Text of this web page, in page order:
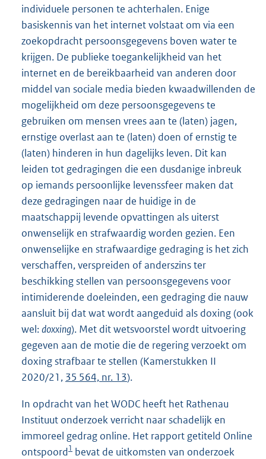
individuele personen te achterhalen. Enige
basiskennis van het internet volstaat om via een
zoekopdracht persoonsgegevens boven water te
krijgen. De publieke toegankelijkheid van het
internet en de bereikbaarheid van anderen door
middel van sociale media bieden kwaadwillenden de
mogelijkheid om deze persoonsgegevens te
gebruiken om mensen vrees aan te (laten) jagen,
ernstige overlast aan te (laten) doen of ernstig te
(laten) hinderen in hun dagelijks leven. Dit kan
leiden tot gedragingen die een dusdanige inbreuk
op iemands persoonlijke levenssfeer maken dat
deze gedragingen naar de huidige in de
maatschappij levende opvattingen als uiterst
onwenselijk en strafwaardig worden gezien. Een
onwenselijke en strafwaardige gedraging is het zich
verschaffen, verspreiden of anderszins ter
beschikking stellen van persoonsgegevens voor
intimiderende doeleinden, een gedraging die nauw
aansluit bij dat wat wordt aangeduid als doxing (ook
wel:doxxing). Met dit wetsvoorstel wordt uitvoering
gegeven aan de motie die de regering verzoekt om
doxing strafbaar te stellen (Kamerstukken II
2020/21, 35 564, nr. 13).
In opdracht van het WODC heeft het Rathenau
Instituut onderzoek verricht naar schadelijk en
immoreel gedrag online. Het rapport getiteld Online
ontspoord1 bevat de uitkomsten van onderzoek